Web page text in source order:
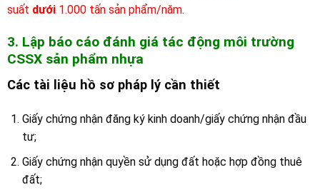
suất dưới1.000 tấn sản phẩm/năm.
3. Lập báo cáo đánh giá tác động môi trường
CSSX sản phẩm nhựa
Các tài liệu hồ sơ pháp lý cần thiết
Giấy chứng nhận đăng ký kinh doanh/giấy chứng nhận đầu
tư;
Giấy chứng nhận quyền sử dụng đất hoặc hợp đồng thuê
đất;